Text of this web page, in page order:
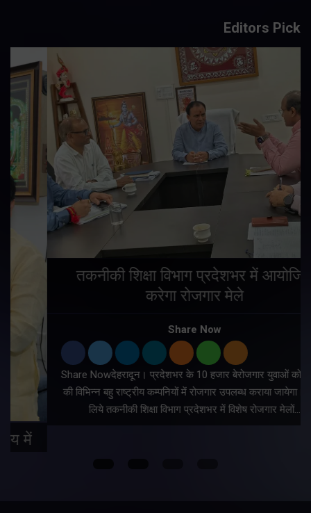
Editors Pick
तकनीकी शिक्षा विभाग प्रदेशभर में आयोजित
करेगा रोजगार मेले
Share Now
Share Nowदेहरादून। प्रदेशभर के 10 हजार बेरोजगार युवाओं को देशभर
की विभिन्न बहु राष्ट्रीय कम्पनियों में रोजगार उपलब्ध कराया जायेगा। इसके
लिये तकनीकी शिक्षा विभाग प्रदेशभर में विशेष रोजगार मेलों…